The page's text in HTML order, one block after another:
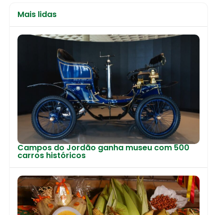
Mais lidas
Campos do Jordão ganha museu com 500
carros históricos